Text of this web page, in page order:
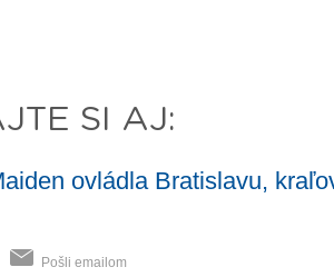
SI AJ:
ovládla Bratislavu,
Pošli emailom